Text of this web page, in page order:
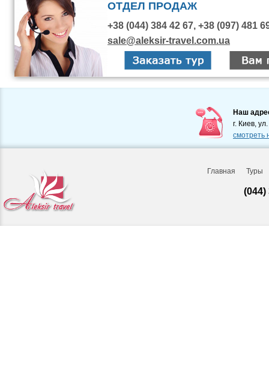
ОТДЕЛ ПРОДАЖ
+38 (044) 384 42 67, +38 (097) 481
sale@aleksir-travel.com.ua
Наш
г. Киев,
смотреть
Главная Туры
(044)